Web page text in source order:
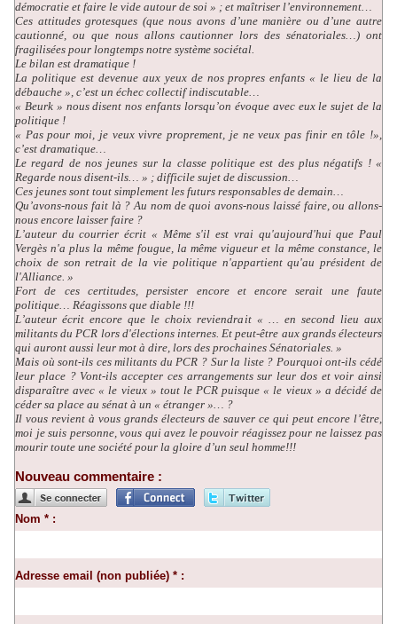
démocratie et faire le vide autour de soi » ; et maîtriser l’environnement…
Ces attitudes grotesques (que nous avons d’une manière ou d’une autre
cautionné, ou que nous allons cautionner lors des sénatoriales…) ont
fragilisées pour longtemps notre système sociétal.
Le bilan est dramatique !
La politique est devenue aux yeux de nos propres enfants « le lieu de la
débauche », c’est un échec collectif indiscutable…
« Beurk » nous disent nos enfants lorsqu’on évoque avec eux le sujet de la
politique !
« Pas pour moi, je veux vivre proprement, je ne veux pas finir en tôle !»,
c’est dramatique…
Le regard de nos jeunes sur la classe politique est des plus négatifs ! «
Regarde nous disent-ils… » ; difficile sujet de discussion…
Ces jeunes sont tout simplement les futurs responsables de demain…
Qu’avons-nous fait là ? Au nom de quoi avons-nous laissé faire, ou allons-
nous encore laisser faire ?
L’auteur du courrier écrit « Même s'il est vrai qu'aujourd'hui que Paul
Vergès n'a plus la même fougue, la même vigueur et la même constance, le
choix de son retrait de la vie politique n'appartient qu'au président de
l'Alliance. »
Fort de ces certitudes, persister encore et encore serait une faute
politique… Réagissons que diable !!!
L’auteur écrit encore que le choix reviendrait « … en second lieu aux
militants du PCR lors d'élections internes. Et peut-être aux grands électeurs
qui auront aussi leur mot à dire, lors des prochaines Sénatoriales. »
Mais où sont-ils ces militants du PCR ? Sur la liste ? Pourquoi ont-ils cédé
leur place ? Vont-ils accepter ces arrangements sur leur dos et voir ainsi
disparaître avec « le vieux » tout le PCR puisque « le vieux » a décidé de
céder sa place au sénat à un « étranger »… ?
Il vous revient à vous grands électeurs de sauver ce qui peut encore l’être,
moi je suis personne, vous qui avez le pouvoir réagissez pour ne laissez pas
mourir toute une société pour la gloire d’un seul homme!!!
Nouveau commentaire :
Nom * :
Adresse email (non publiée) * :